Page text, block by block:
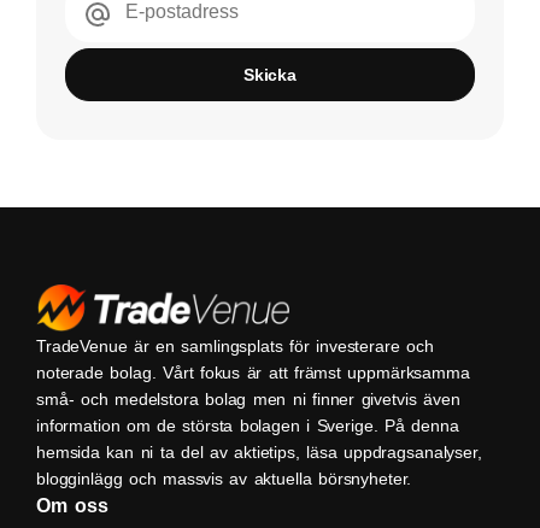
E-postadress
Skicka
TradeVenue är en samlingsplats för investerare och
noterade bolag. Vårt fokus är att främst uppmärksamma
små- och medelstora bolag men ni finner givetvis även
information om de största bolagen i Sverige. På denna
hemsida kan ni ta del av aktietips, läsa uppdragsanalyser,
blogginlägg och massvis av aktuella börsnyheter.
Om oss